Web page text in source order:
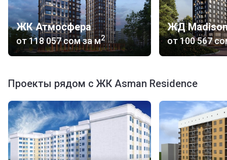
ЖК Атмосфера
от‍118 057 сомза м2
ЖД
от‍100 567
Проекты рядом с ЖК Asman Residence